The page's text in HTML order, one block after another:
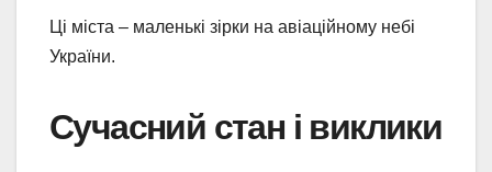
Ці міста – маленькі зірки на авіаційному небі
України.
Сучасний стан і виклики